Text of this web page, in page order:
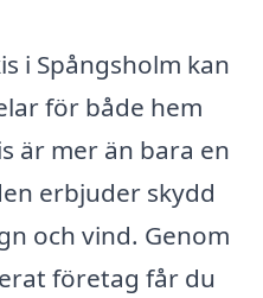
i Spångsholm kan
för både hem
är mer än bara en
erbjuder skydd
och vind. Genom
företag får du